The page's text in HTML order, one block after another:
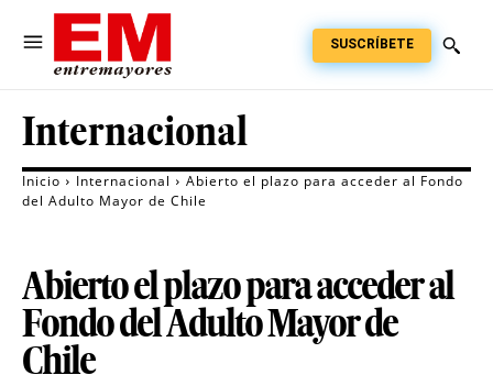
SUSCRÍBETE
Internacional
Inicio Internacional
Abierto el plazo para acceder al Fondo
del Adulto Mayor de Chile
Abierto el plazo para acceder al
Fondo del Adulto Mayor de
Chile